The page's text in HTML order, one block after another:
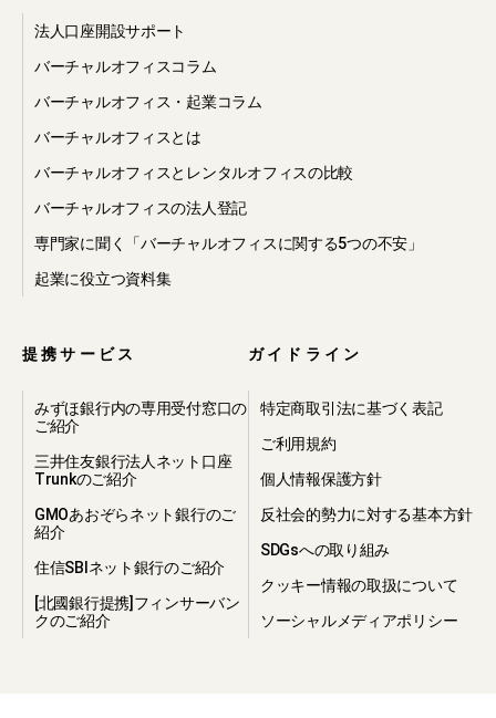
サービスの利用を希望し、同サービス
利用のために当社から提携先へ必要な
・当社が、提携先のサービスなど、当
するお問い合わせを受け、お問い合わ
せに対する回答を提携先からお客様に
場合、当社から当該提携先へお問い合
わせの内容や回答先情報等を開示・提
供すること
・本プライバシーポリシーに違反した
断りするために必要が生じた場合、当
・個人情報に関する守秘義務、再提供
禁止及び事故時の責任分担等の契約を
締結し、個人情報に関して当社と同等
の取り扱いが担保されている第三者へ
と
4.個人情報の第
三者への提供
法人口座開設サポート
バーチャルオフィスコラム
バーチャルオフィス・起業コラム
バーチャルオフィスとは
バーチャルオフィスとレンタルオフィスの比較
バーチャルオフィスの法人登記
専門家に聞く「バーチャルオフィスに関する5つの不安」
起業に役立つ資料集
提携サービス
みずほ銀行内の専用受付窓口の
ご紹介
三井住友銀行法人ネット口座
Trunkのご紹介
GMOあおぞらネット銀行のご
紹介
住信SBIネット銀行のご紹介
[北國銀行提携]フィンサーバン
クのご紹介
ガイドライン
特定商取引法に基づく表記
ご利用規約
個人情報保護方針
反社会的勢力に対する基本方針
SDGsへの取り組み
クッキー情報の取扱について
ソーシャルメディアポリシー